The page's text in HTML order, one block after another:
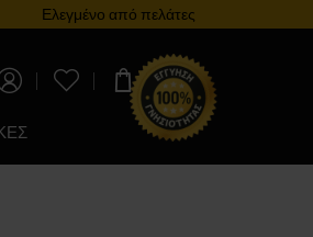
Ελεγμένο από πελάτες
0,00 €